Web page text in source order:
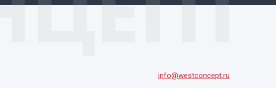
info@westconcept.ru